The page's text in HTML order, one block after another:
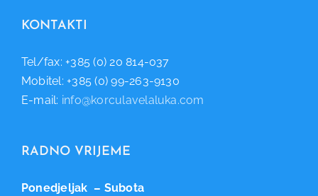
KONTAKTI
Tel/fax: +385 (0) 20 814-037
Mobitel: +385 (0) 99-263-9130
E-mail: info@korculavelaluka.com
RADNO VRIJEME
Ponedjeljak – Subota